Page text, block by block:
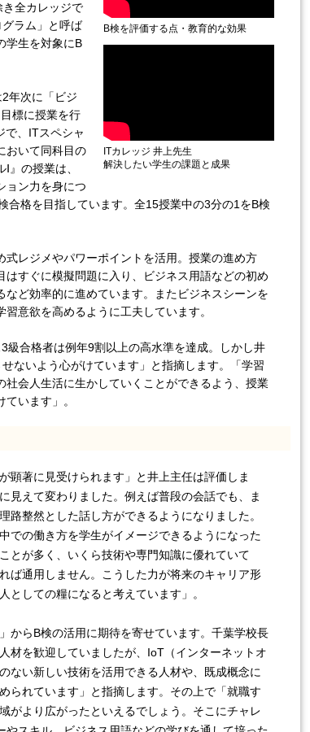
B検を評価する点・教育的な効果
ITカレッジ 井上先生
解決したい学生の課題と成果
全カレッジで
ラム」と呼ば
学生を対象にB
年次に「ビジ
標に授業を行
で、ITスペシャ
おいて同科目の
』の授業は、
ョン力を身につ
合格を目指しています。全15授業中の3分の1をB検
レジメやパワーポイントを活用。授業の進め方
すぐに模擬問題に入り、ビジネス用語などの初め
ど効率的に進めています。またビジネスシーンを
意欲を高めるように工夫しています。
合格者は例年9割以上の高水準を達成。しかし井
ないよう心がけています」と指摘します。「学習
会人生活に生かしていくことができるよう、授業
います」。
著に見受けられます」と井上主任は評価しま
見えて変わりました。例えば普段の会話でも、ま
整然とした話し方ができるようになりました。
での働き方を学生がイメージできるようになった
とが多く、いくら技術や専門知識に優れていて
ば通用しません。こうした力が将来のキャリア形
としての糧になると考えています」。
らB検の活用に期待を寄せています。千葉学校長
材を歓迎していましたが、IoT（インターネットオ
ない新しい技術を活用できる人材や、既成概念に
られています」と指摘します。その上で「就職す
がより広がったといえるでしょう。そこにチャレ